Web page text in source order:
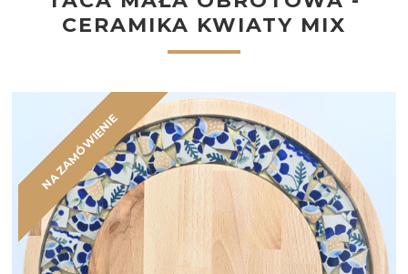
CERAMIKA KWIATY MIX
NA ZAMÓWIENIE